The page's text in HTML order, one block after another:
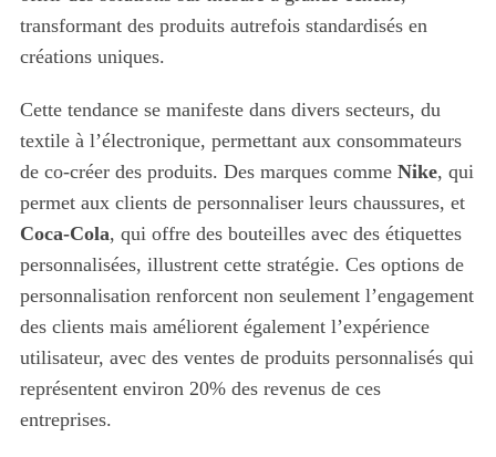
transformant des produits autrefois standardisés en
créations uniques.
Cette tendance se manifeste dans divers secteurs, du
textile à l’électronique, permettant aux consommateurs
de co-créer des produits. Des marques comme Nike, qui
permet aux clients de personnaliser leurs chaussures, et
Coca-Cola, qui offre des bouteilles avec des étiquettes
personnalisées, illustrent cette stratégie. Ces options de
personnalisation renforcent non seulement l’engagement
des clients mais améliorent également l’expérience
utilisateur, avec des ventes de produits personnalisés qui
représentent environ 20% des revenus de ces
entreprises.